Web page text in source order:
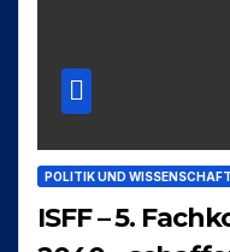
POLITIK UND WISSENSCHAFT
ISFF – 5.